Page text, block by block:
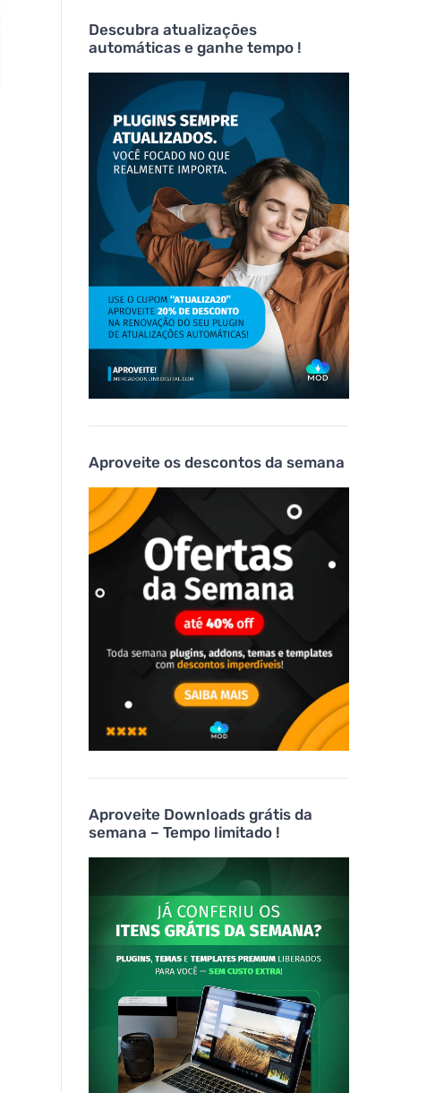
Descubra atualizações
automáticas e ganhe tempo !
Aproveite os descontos da semana
Aproveite Downloads grátis da
semana – Tempo limitado !